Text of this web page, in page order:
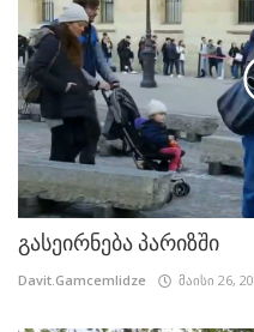
გასეირნება პარიზში
Davit.Gamcemlidze მაისი 26,